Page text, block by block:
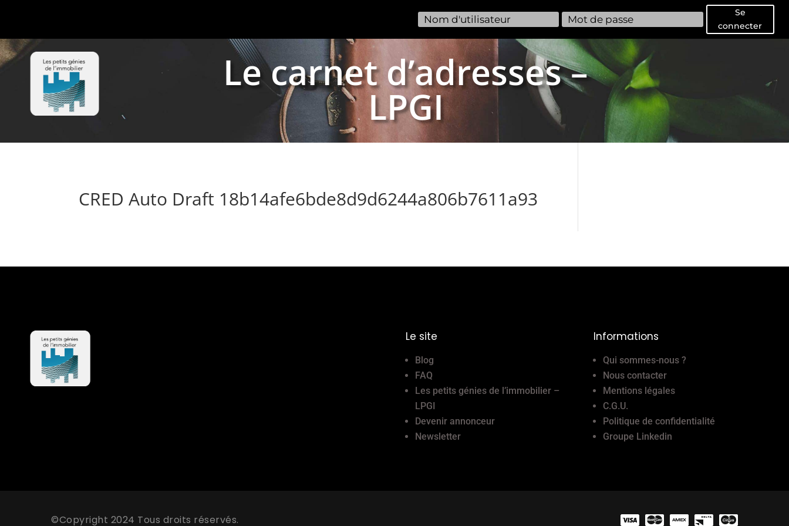
Se
connecter
Le carnet d’adresses –
LPGI
CRED Auto Draft 18b14afe6bde8d9d6244a806b7611a93
Le site
Blog
FAQ
Les petits génies de l’immobilier –
LPGI
Devenir annonceur
Newsletter
Informations
Qui sommes-nous ?
Nous contacter
Mentions légales
C.G.U.
Politique de confidentialité
Groupe Linkedin
©Copyright 2024 Tous droits réservés.